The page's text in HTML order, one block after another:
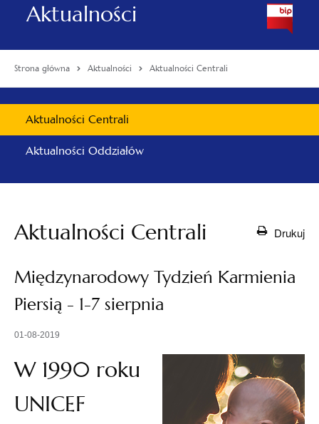
Aktualności
Strona główna Aktualności Aktualności Centrali
Menu
Aktualności Centrali
Aktualności Oddziałów
Aktualności Centrali Drukuj
Międzynarodowy Tydzień Karmienia
Piersią - 1-7 sierpnia
01-08-2019
W 1990 roku
UNICEF